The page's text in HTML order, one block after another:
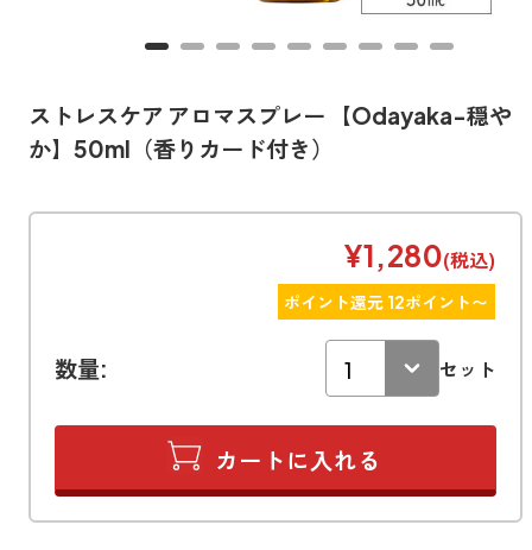
寝室
玄関
帰宅・来客時も心地よくしたい
ホッと安らげる空間にしたい
衣類を守り清潔な空間にしたい
キッチン・水まわり
清潔さを保ち快適にしたい
ドライブ時間を快適にしたい
お出かけ・アウトドア
外出先でも快適に過ごしたい
消臭
製品タイプ
アロマディフューザー
アロミック・ミニ
どこでも
ペパーミント＆ユーカリ
シューズフレッシュプラス
アロミックデオ
(冷寒)
その他
商品一覧
ストレスケア アロマスプレー 【Odayaka-穏や
か】50ml（香りカード付き）
¥1,280(税込)
ポイント還元 12ポイント〜
数量: セット